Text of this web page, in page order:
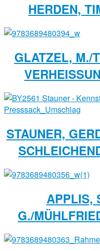
HERDEN,
GLATZEL, M./
STAUNER,
APPLIS,
G./